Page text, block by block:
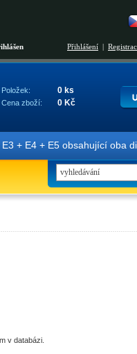
Přihlášení |
Položek: 0 ks
Cena zboží: 0 Kč
+ E4 + E5 obsahující
v databázi.